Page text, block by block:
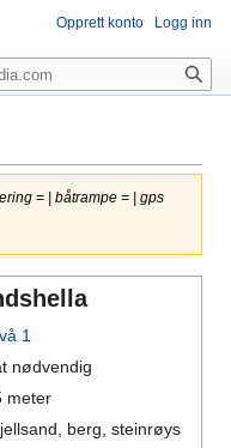
= | båtrampe = | gps
1
nødvendig
meter
berg, steinrøys
Opprett konto Logg inn